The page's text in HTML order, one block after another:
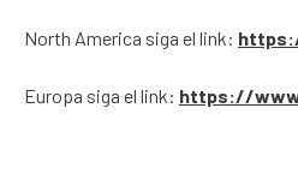
North America siga el link:
Europa siga el link: https://